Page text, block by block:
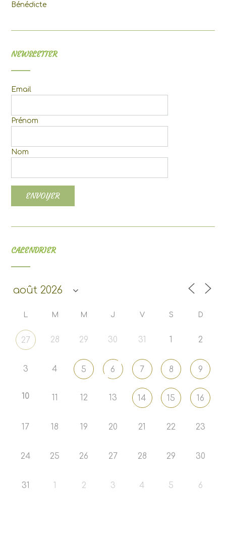
Bénédicte
NEWSLETTER
Email
Prénom
Nom
CALENDRIER
L M M J V S D
27 28 29 30 31 1 2
3 4 5 6 7 8 9
10 12 13 14 15 16
17 18 19 20 21 22 23
24 25 26 27 28 29 30
31 1 2 3 4 5 6